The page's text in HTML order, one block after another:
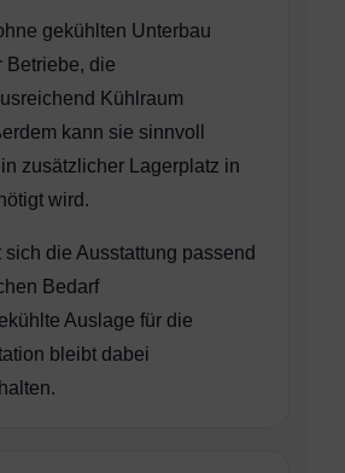
gekühlten Unterbau
Betriebe, die
Kühlraum
kann sie sinnvoll
zusätzlicher Lagerplatz in
wird.
sich die Ausstattung passend
Bedarf
Auslage für die
bleibt dabei